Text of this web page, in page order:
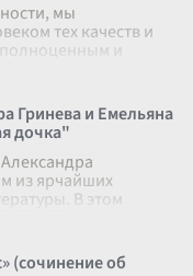
мы
тех качеств и
полноценным и
Гринева и Емельяна
дочка"
из ярчайших
В этом
(сочинение об